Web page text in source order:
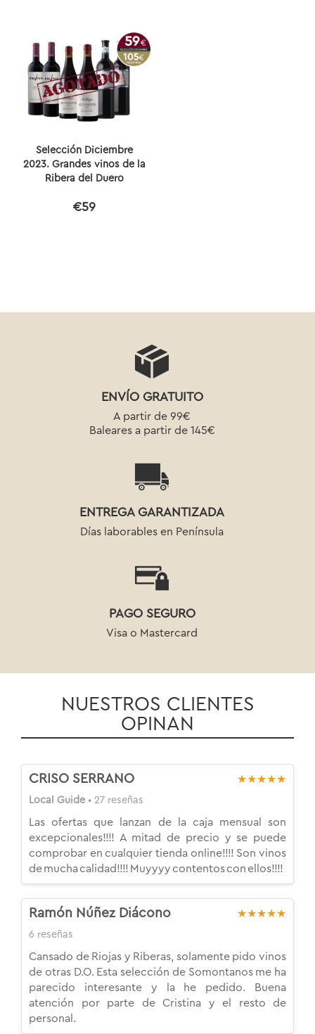
Selección Diciembre
2023. Grandes vinos de la
Ribera del Duero
€59
ENVÍO GRATUITO
A partir de 99€
Baleares a partir de 145€
ENTREGA GARANTIZADA
Días laborables en Península
PAGO SEGURO
Visa o Mastercard
NUESTROS CLIENTES
OPINAN
CRISO SERRANO ★★★★★
Local Guide • 27 reseñas
Las ofertas que lanzan de la caja mensual son
excepcionales!!!! A mitad de precio y se puede
comprobar en cualquier tienda online!!!! Son vinos
de mucha calidad!!!! Muyyyy contentos con ellos!!!!
Ramón Núñez Diácono ★★★★★
6 reseñas
Cansado de Riojas y Riberas, solamente pido vinos
de otras D.O. Esta selección de Somontanos me ha
parecido interesante y la he pedido. Buena
atención por parte de Cristina y el resto de
personal.